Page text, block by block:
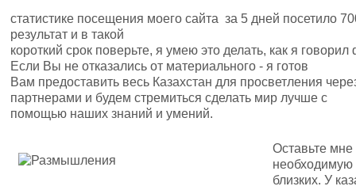
статистике посещения моего сайта за 5 дней посетило
результат и в такой
короткий срок поверьте, я умею это делать, как я
Если Вы не отказались от материального - я готов
Вам предоставить весь Казахстан для просветления
партнерами и будем стремиться сделать мир лучше с
помощью наших знаний и умений.
Оставьте
близких. У